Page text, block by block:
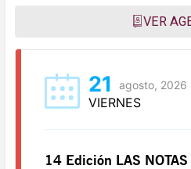
VER
21 agosto, 2026
VIERNES
14 Edición LAS